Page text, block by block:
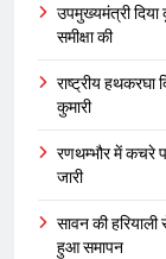
उपमुख्यमंत्री दिया
समीक्षा की
राष्ट्रीय हथकरघा
कुमारी
रणथम्भौर में कचरे
जारी
सावन की
हुआ समापन